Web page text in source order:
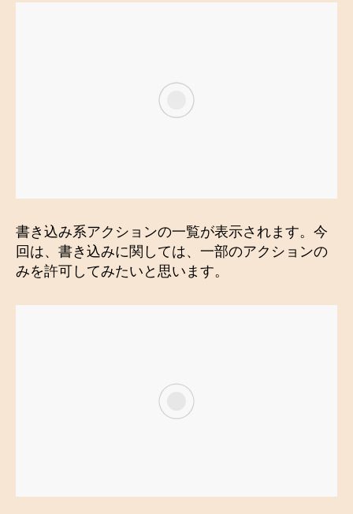
書き込み系アクションの一覧が表示されます。今
回は、書き込みに関しては、一部のアクションの
みを許可してみたいと思います。